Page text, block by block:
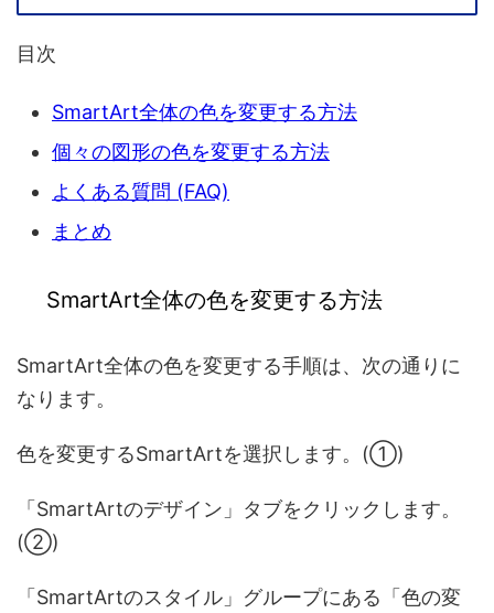
目次
SmartArt全体の色を変更する方法
個々の図形の色を変更する方法
よくある質問 (FAQ)
まとめ
SmartArt全体の色を変更する方法
SmartArt全体の色を変更する手順は、次の通りに
なります。
色を変更するSmartArtを選択します。(①)
「SmartArtのデザイン」タブをクリックします。
(②)
「SmartArtのスタイル」グループにある「色の変